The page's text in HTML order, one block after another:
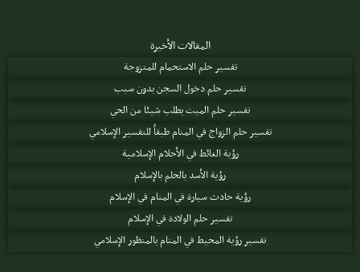
المقالات الأخيرة
تفسير حلم الاستحمام للمتزوجة
تفسير حلم دخول السجن بدون سبب
تفسير حلم الميت يطلب شيئا من الحي
تفسير حلم الزواج في المنام طبقاً للتفسير الإسلامي
رؤية الغائط في الأحلام الإسلامية
رؤية الأسد بالحلم بالإسلام
رؤية حادث سيارة في المنام في الإسلام
تفسير حلم الولادة في الإسلام
تفسير رؤية المحيط في المنام بالمنظور الإسلامي